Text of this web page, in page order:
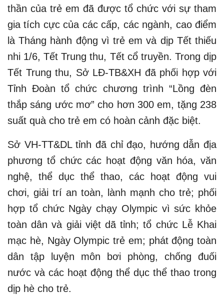
thần của trẻ em đã được tổ chức với sự tham
gia tích cực của các cấp, các ngành, cao điểm
là Tháng hành động vì trẻ em và dịp Tết thiếu
nhi 1/6, Tết Trung thu, Tết cổ truyền. Trong dịp
Tết Trung thu, Sở LĐ-TB&XH đã phối hợp với
Tỉnh Đoàn tổ chức chương trình “Lồng đèn
thắp sáng ước mơ” cho hơn 300 em, tặng 238
suất quà cho trẻ em có hoàn cảnh đặc biệt.
Sở VH-TT&DL tỉnh đã chỉ đạo, hướng dẫn địa
phương tổ chức các hoạt động văn hóa, văn
nghệ, thể dục thể thao, các hoạt động vui
chơi, giải trí an toàn, lành mạnh cho trẻ; phối
hợp tổ chức Ngày chạy Olympic vì sức khỏe
toàn dân và giải việt dã tỉnh; tổ chức Lễ Khai
mạc hè, Ngày Olympic trẻ em; phát động toàn
dân tập luyện môn bơi phòng, chống đuối
nước và các hoạt động thể dục thể thao trong
dịp hè cho trẻ.